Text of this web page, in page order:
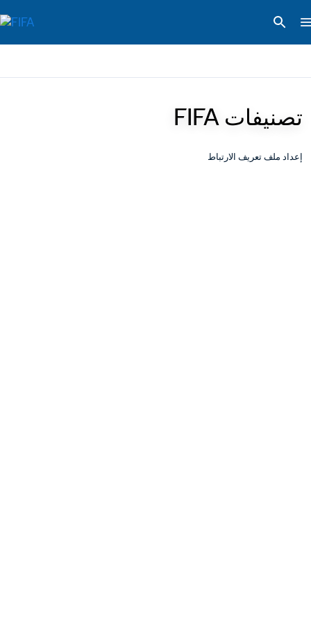
تصنيفات FIFA
إعداد ملف تعريف الارتباط